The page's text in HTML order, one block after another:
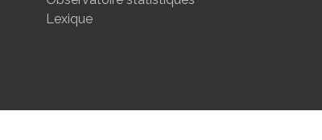
Lexique